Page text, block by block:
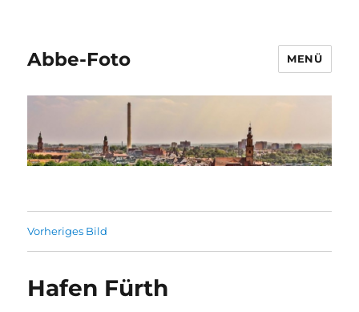
Abbe-Foto MENÜ
Vorheriges Bild
Hafen Fürth